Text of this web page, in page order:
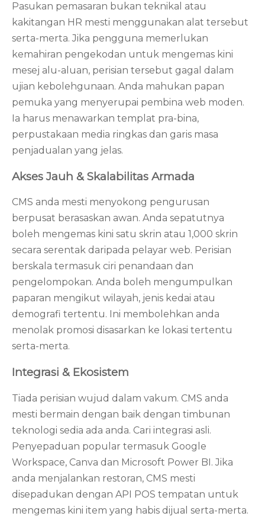
Pasukan pemasaran bukan teknikal atau
kakitangan HR mesti menggunakan alat tersebut
serta-merta. Jika pengguna memerlukan
kemahiran pengekodan untuk mengemas kini
mesej alu-aluan, perisian tersebut gagal dalam
ujian kebolehgunaan. Anda mahukan papan
pemuka yang menyerupai pembina web moden.
Ia harus menawarkan templat pra-bina,
perpustakaan media ringkas dan garis masa
penjadualan yang jelas.
Akses Jauh & Skalabilitas Armada
CMS anda mesti menyokong pengurusan
berpusat berasaskan awan. Anda sepatutnya
boleh mengemas kini satu skrin atau 1,000 skrin
secara serentak daripada pelayar web. Perisian
berskala termasuk ciri penandaan dan
pengelompokan. Anda boleh mengumpulkan
paparan mengikut wilayah, jenis kedai atau
demografi tertentu. Ini membolehkan anda
menolak promosi disasarkan ke lokasi tertentu
serta-merta.
Integrasi & Ekosistem
Tiada perisian wujud dalam vakum. CMS anda
mesti bermain dengan baik dengan timbunan
teknologi sedia ada anda. Cari integrasi asli.
Penyepaduan popular termasuk Google
Workspace, Canva dan Microsoft Power BI. Jika
anda menjalankan restoran, CMS mesti
disepadukan dengan API POS tempatan untuk
mengemas kini item yang habis dijual serta-merta.